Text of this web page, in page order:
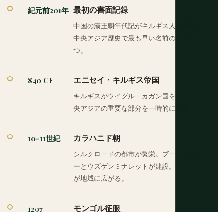
紀元前201年 最初の書面記録
中国の漢王朝年代記がキルギス人を言及。
中央アジア歴史で最も早い名前の人々の一
つ。
840 CE エニセイ・キルギス帝国
キルギスがウイグル・カガン国を破り、中
央アジアの重要な部分を一時的に支配。
10–11世紀 カラハニド朝
シルクロードの都市が繁栄。ブーラナタワ
ーとウズゲンミナレットが建設。イスラム
が地域に広がる。
1207 モンゴル征服